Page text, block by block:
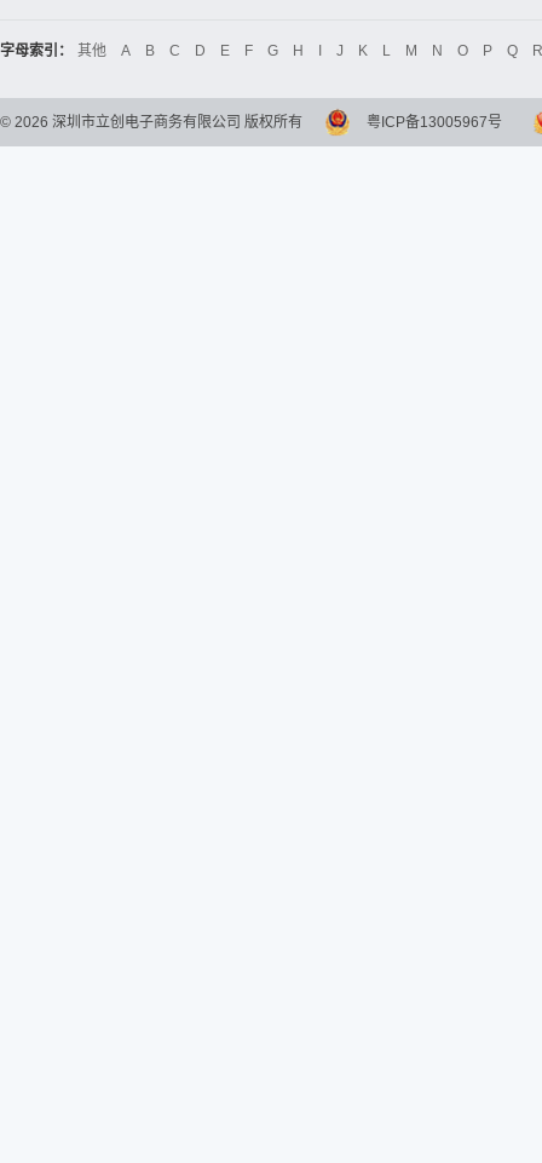
字母索引： 其他 A B C D E F G H I J K L M N O P Q R
© 2026 深圳市立创电子商务有限公司 版权所有 粤ICP备13005967号